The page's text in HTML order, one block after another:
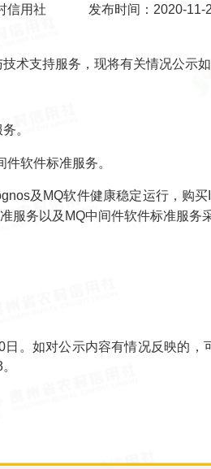
信用社 发布时间：2020-11-
支持服务，现将有关情况公示如
。
软件标准服务。
及MQ软件健康稳定运行，购
服务以及MQ中间件软件标准服务采
如对公示内容有情况反映的，